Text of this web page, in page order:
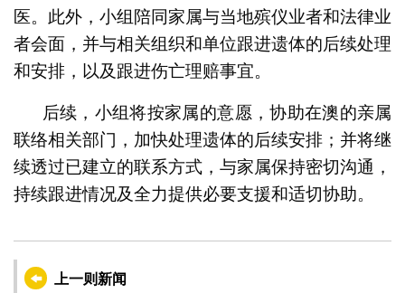
医。此外，小组陪同家属与当地殡仪业者和法律业
者会面，并与相关组织和单位跟进遗体的后续处理
和安排，以及跟进伤亡理赔事宜。
后续，小组将按家属的意愿，协助在澳的亲属
联络相关部门，加快处理遗体的后续安排；并将继
续透过已建立的联系方式，与家属保持密切沟通，
持续跟进情况及全力提供必要支援和适切协助。
上一则新闻